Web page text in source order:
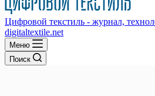
Цифровой текстиль - журнал,
digitaltextile.net
Меню
Поиск